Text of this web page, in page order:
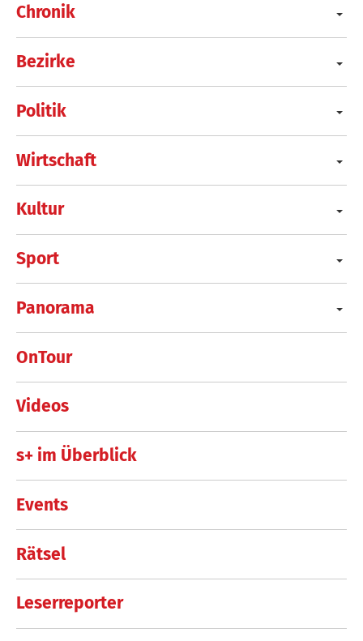
Chronik
Bezirke
Politik
Wirtschaft
Kultur
Sport
Panorama
OnTour
Videos
s+ im Überblick
Events
Rätsel
Leserreporter